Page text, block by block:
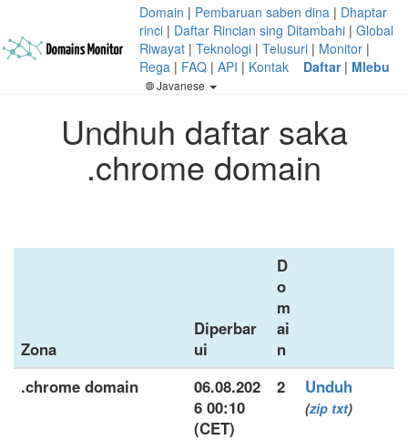
Domain | Pembaruan saben dina | Dhaptar
rinci | Daftar Rincian sing Ditambahi | Global
Riwayat | Teknologi | Telusuri | Monitor |
Rega | FAQ | API | Kontak Daftar| Mlebu
Javanese
Undhuh daftar saka
.chrome domain
Zona
Diperbar
ui
D
o
m
ai
n
.chrome domain
06.08.202
6 00:10
(CET)
2 Unduh
(zip txt)